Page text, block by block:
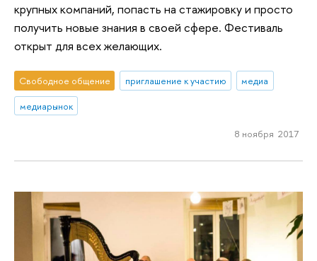
крупных компаний, попасть на стажировку и просто
получить новые знания в своей сфере. Фестиваль
открыт для всех желающих.
Свободное общение приглашение к участию
медиа
медиарынок
8 ноября 2017